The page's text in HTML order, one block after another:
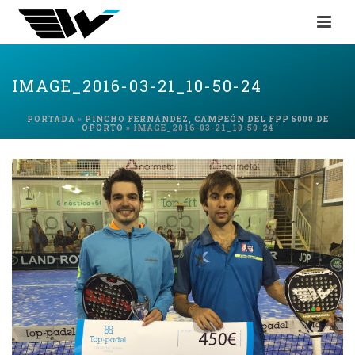
IMAGE_2016-03-21_10-50-24
PORTADA » PINCHO FERNÁNDEZ, CAMPEÓN DEL FPP 5000 DE
OPORTO » IMAGE_2016-03-21_10-50-24